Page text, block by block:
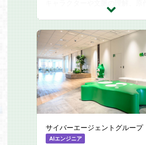
を担保するためのルール制定、
（レタラー...
サイバーエージェントグループ
AIエンジニア